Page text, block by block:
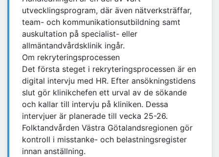
utvecklingsprogram, där även nätverksträffar,
team- och kommunikationsutbildning samt
auskultation på specialist- eller
allmäntandvårdsklinik ingår.
Om rekryteringsprocessen
Det första steget i rekryteringsprocessen är en
digital intervju med HR. Efter ansökningstidens
slut gör klinikchefen ett urval av de sökande
och kallar till intervju på kliniken. Dessa
intervjuer är planerade till vecka 25-26.
Folktandvården Västra Götalandsregionen gör
kontroll i misstanke- och belastningsregister
innan anställning.